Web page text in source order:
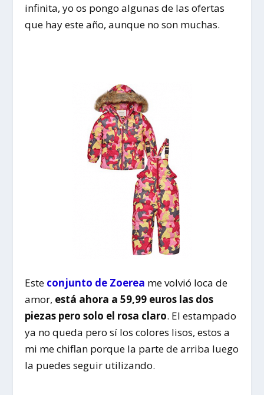
infinita, yo os pongo algunas de las ofertas
que hay este año, aunque no son muchas.
Este conjunto de Zoerea me volvió loca de
amor, está ahora a 59,99 euros las dos
piezas pero solo el rosa claro. El estampado
ya no queda pero sí los colores lisos, estos a
mi me chiflan porque la parte de arriba luego
la puedes seguir utilizando.